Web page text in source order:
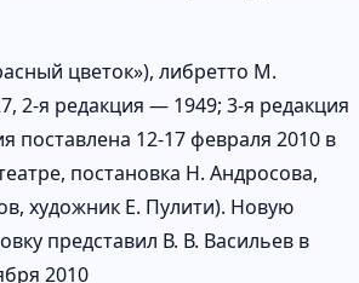
цветок»), либретто М.
2-я редакция — 1949; 3-я редакция
поставлена 12-17 февраля 2010 в
постановка Н. Андросова,
художник Е. Пулити). Новую
представил В. В. Васильев в
2010